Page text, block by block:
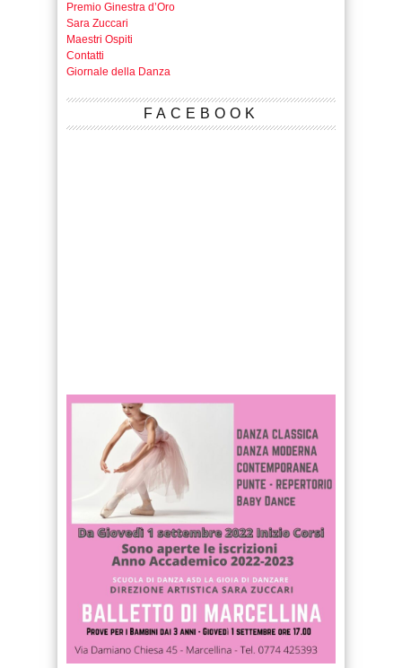
Premio Ginestra d’Oro
Sara Zuccari
Maestri Ospiti
Contatti
Giornale della Danza
FACEBOOK